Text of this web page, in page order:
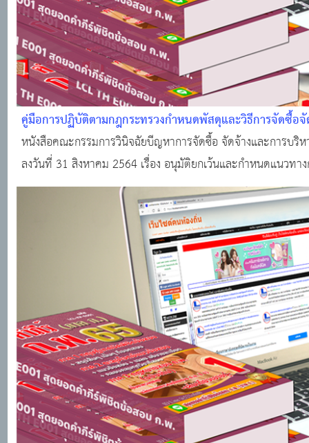
คู่มือการปฏิบัติตามกฎกระทรวงกําหนดพัสดุและวิธีการจัดซื้
๒๕๖๓
หนังสือคณะกรรมการวินิจฉัยบีญหาการจัดซื้อ จัดจ้างและการบ
ลงวันที่ 31 สิงหาคม 2564 เรื่อง อนุมัติยกเว้นและกำหนดแนวท
รัฐต้องการส